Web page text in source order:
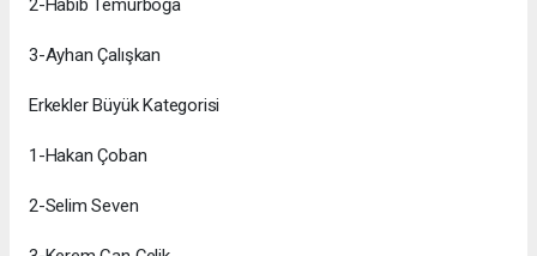
2-Habib Temurboğa
3-Ayhan Çalışkan
Erkekler Büyük Kategorisi
1-Hakan Çoban
2-Selim Seven